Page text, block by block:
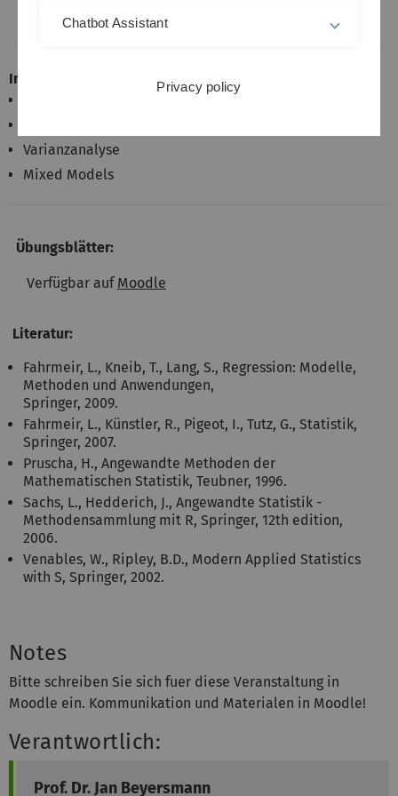
Nachklausur:siehe Klausur
Inhalt:
Varianzanalyse
Mixed Models
Übungsblätter:
Verfügbar auf Moodle
Literatur:
Fahrmeir, L., Kneib, T., Lang, S., Regression: Modelle,
Methoden und Anwendungen,
Springer, 2009.
Fahrmeir, L., Künstler, R., Pigeot, I., Tutz, G., Statistik,
Springer, 2007.
Pruscha, H., Angewandte Methoden der
Mathematischen Statistik, Teubner, 1996.
Sachs, L., Hedderich, J., Angewandte Statistik -
Methodensammlung mit R, Springer, 12th edition,
2006.
Venables, W., Ripley, B.D., Modern Applied Statistics
with S, Springer, 2002.
Notes
Bitte schreiben Sie sich fuer diese Veranstaltung in
Moodle ein. Kommunikation und Materialen in Moodle!
Verantwortlich:
Prof. Dr. Jan Beyersmann
Chatbot Assistant
Privacy policy